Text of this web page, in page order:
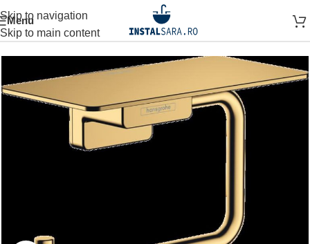
Skip to navigation
Skip to main content
Menu
Prima pagină ACCESORII BAIE ACCESORIU DE PERETE